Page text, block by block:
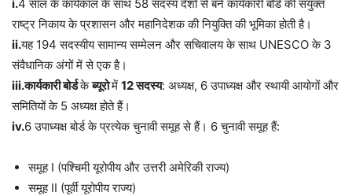
i.4 साल के कार्यकाल के साथ 58 सदस्य देशों से बने कार्यकारी बोर्ड की संयुक्त
राष्ट्र निकाय के प्रशासन और महानिदेशक की नियुक्ति की भूमिका होती है।
ii.यह 194 सदस्यीय सामान्य सम्मेलन और सचिवालय के साथ UNESCO के 3
संवैधानिक अंगों में से एक है।
iii.कार्यकारी बोर्डकेब्यूरोमें 12सदस्य: अध्यक्ष, 6 उपाध्यक्ष और स्थायी आयोगों और
समितियों के 5 अध्यक्ष होते हैं।
iv.6 उपाध्यक्ष बोर्ड के प्रत्येक चुनावी समूह से हैं। 6 चुनावी समूह हैं:
समूह I (पश्चिमी यूरोपीय और उत्तरी अमेरिकी राज्य)
समूह II (पूर्वी यूरोपीय राज्य)